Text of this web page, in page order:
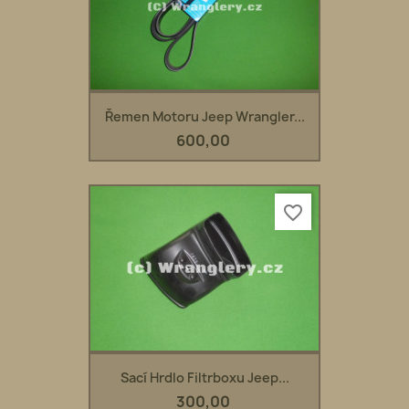
Řemen Motoru Jeep Wrangler...
600,00
Sací Hrdlo Filtrboxu Jeep...
300,00
favorite_border